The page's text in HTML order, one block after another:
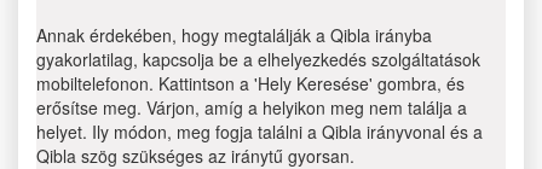
Annak érdekében, hogy megtalálják a Qibla irányba
gyakorlatilag, kapcsolja be a elhelyezkedés szolgáltatások
mobiltelefonon. Kattintson a 'Hely Keresése' gombra, és
erősítse meg. Várjon, amíg a helyikon meg nem találja a
helyet. Ily módon, meg fogja találni a Qibla irányvonal és a
Qibla szög szükséges az iránytű gyorsan.